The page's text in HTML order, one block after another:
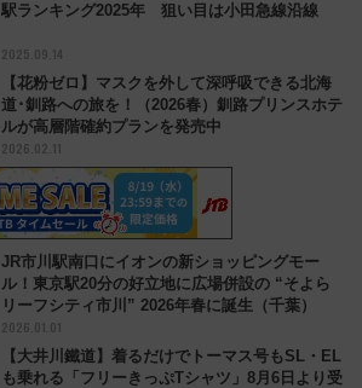
駅ランキング2025年 狙い目は小田急線沿線
2025.09.14
【花粉ゼロ】マスクを外して深呼吸できる北海
道･釧路への旅を！（2026春）釧路プリンスホテ
ルが高層階確約プランを発売中
2026.02.11
JR市川駅南口にイオンの新ショッピングモー
ル！東京駅20分の好立地に広場併設の “そよら
リーフシティ市川” 2026年春に誕生（千葉）
2026.01.01
【大井川鐵道】着るだけでトーマス号もSL・EL
も乗れる「フリーきっぷTシャツ」8月6日より受